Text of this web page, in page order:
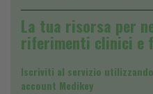
La tua risorsa per
riferimenti clinici e
Iscriviti al servizio
account Medikey